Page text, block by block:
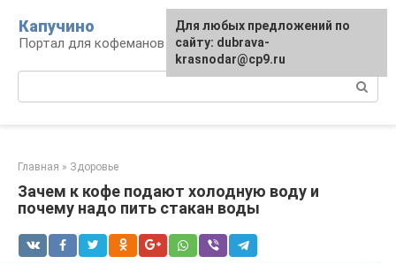
контенту
Капучино
Портал для кофеманов
Главная » Здоровье
Зачем к кофе подают холодную воду и
почему надо пить стакан воды
Для любых предложений по
сайту: dubrava-
krasnodar@cp9.ru